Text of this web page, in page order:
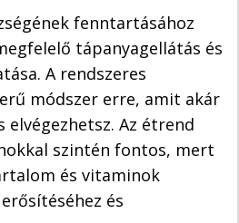
fenntartásához
tápanyagellátás és
A rendszeres
módszer erre, amit akár
elvégezhetsz. Az étrend
szintén fontos, mert
és vitaminok
és